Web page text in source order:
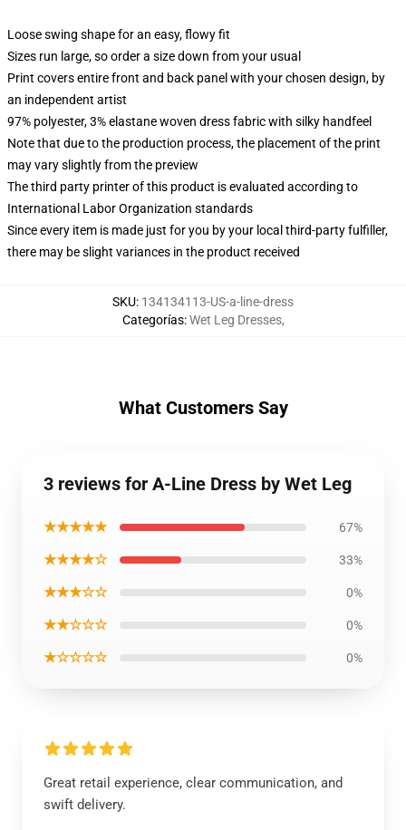
Loose swing shape for an easy, flowy fit
Sizes run large, so order a size down from your usual
Print covers entire front and back panel with your chosen design, by
an independent artist
97% polyester, 3% elastane woven dress fabric with silky handfeel
Note that due to the production process, the placement of the print
may vary slightly from the preview
The third party printer of this product is evaluated according to
International Labor Organization standards
Since every item is made just for you by your local third-party fulfiller,
there may be slight variances in the product received
SKU: 134134113-US-a-line-dress
Categorías:Wet Leg Dresses,
What Customers Say
3 reviews for A-Line Dress by Wet Leg
★★★★★ 67%
★★★★☆ 33%
★★★☆☆ 0%
★★☆☆☆ 0%
★☆☆☆☆ 0%
Great retail experience, clear communication, and
swift delivery.